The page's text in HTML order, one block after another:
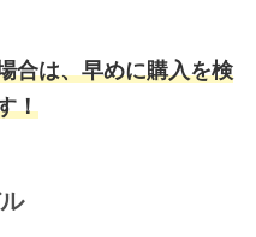
合は、早めに購入を検
！